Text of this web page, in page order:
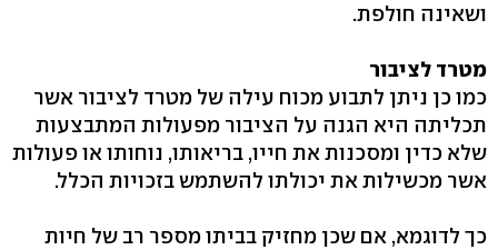
ושאינה חולפת.
מטרד לציבור
כמו כן ניתן לתבוע מכוח עילה של מטרד לציבור אשר
תכליתה היא הגנה על הציבור מפעולות המתבצעות
שלא כדין ומסכנות את חייו, בריאותו, נוחותו או פעולות
אשר מכשילות את יכולתו להשתמש בזכויות הכלל.
כך לדוגמא, אם שכן מחזיק בביתו מספר רב של חיות